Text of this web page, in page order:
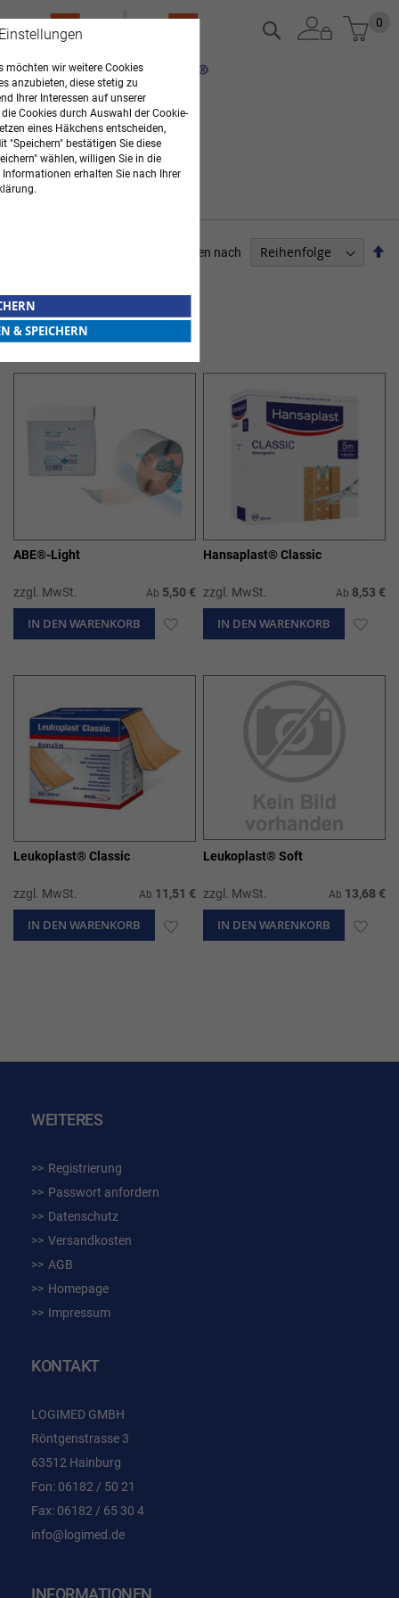
Zum
Inhalt
0
Suche
4Elemente
Sortieren nach
WUNDSCHNELLVERBÄNDE
ABE®-Light
zzgl. MwSt. Ab 5,50 €
IN DEN WARENKORB ZUR
Hansaplast® Classic
zzgl. MwSt. Ab 8,53 €
IN DEN WARENKORB ZUR
Leukoplast® Classic
zzgl. MwSt. Ab 11,51 €
IN DEN WARENKORB ZUR
Leukoplast® Soft
zzgl. MwSt. Ab 13,68 €
IN DEN WARENKORB ZUR
WEITERES
Registrierung
Passwort anfordern
Datenschutz
Versandkosten
AGB
Homepage
Impressum
KONTAKT
LOGIMED GMBH
Röntgenstrasse 3
63512 Hainburg
Fon: 06182 / 50 21
Fax: 06182 / 65 30 4
info@logimed.de
möchten wir weitere Cookies
anzubieten, diese stetig zu
Ihrer Interessen auf unserer
Cookies durch Auswahl der Cookie-
eines Häkchens entscheiden,
"Speichern" bestätigen Sie diese
wählen, willigen Sie in die
erhalten Sie nach Ihrer
& SPEICHERN